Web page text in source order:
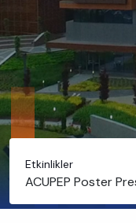
Etkinlikler
ACUPEP Poster